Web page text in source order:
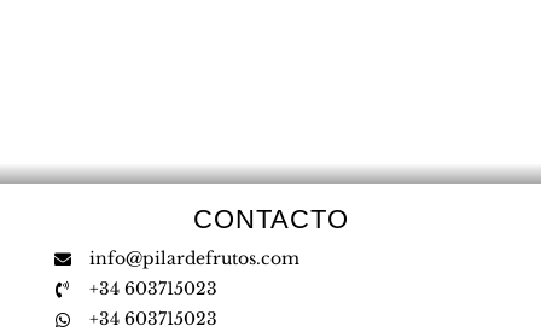
CONTACTO
info@pilardefrutos.com
+34 603715023
+34 603715023